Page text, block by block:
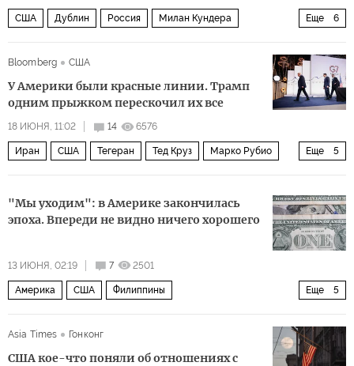
Еще 6
США Дублин Россия Милан Кундера
Bloomberg США
У Америки были красные линии. Трамп
одним прыжком перескочил их все
18 ИЮНЯ, 11:02 14 6576
Еще 5
Иран США Тегеран Тед Круз Марко Рубио
Политика
"Мы уходим": в Америке закончилась
эпоха. Впереди не видно ничего хорошего
13 ИЮНЯ, 02:19 7 2501
Еще 5
Америка США Филиппины
Asia Times Гонконг
США кое-что поняли об отношениях с